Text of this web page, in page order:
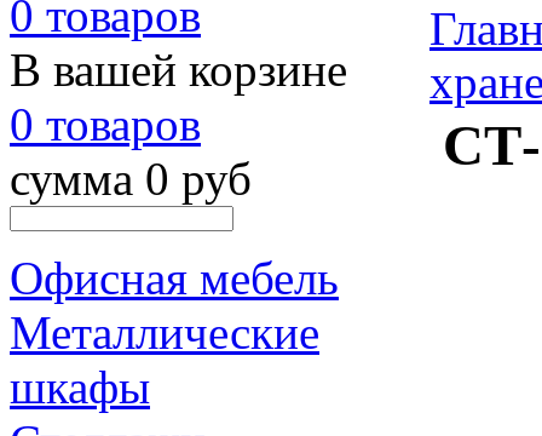
0 товаров
В вашей корзине
0 товаров
сумма 0 руб
Офисная мебель
Металлические
шкафы
СТ-